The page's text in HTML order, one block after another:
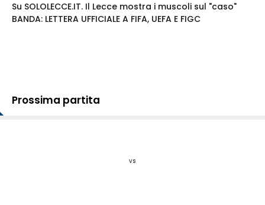
Su SOLOLECCE.IT. Il Lecce mostra i muscoli sul "caso"
BANDA: LETTERA UFFICIALE A FIFA, UEFA E FIGC
Prossima partita
vs